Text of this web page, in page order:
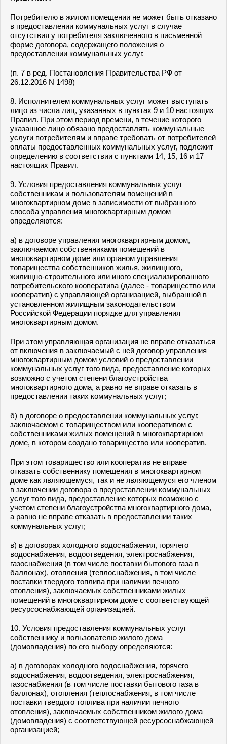
Потребителю в жилом помещении не может быть отказано
в предоставлении коммунальных услуг в случае
отсутствия у потребителя заключенного в письменной
форме договора, содержащего положения о
предоставлении коммунальных услуг.
(п. 7 в ред. Постановления Правительства РФ от
26.12.2016 N 1498)
8. Исполнителем коммунальных услуг может выступать
лицо из числа лиц, указанных в пунктах 9 и 10 настоящих
Правил. При этом период времени, в течение которого
указанное лицо обязано предоставлять коммунальные
услуги потребителям и вправе требовать от потребителей
оплаты предоставленных коммунальных услуг, подлежит
определению в соответствии с пунктами 14, 15, 16 и 17
настоящих Правил.
9. Условия предоставления коммунальных услуг
собственникам и пользователям помещений в
многоквартирном доме в зависимости от выбранного
способа управления многоквартирным домом
определяются:
а) в договоре управления многоквартирным домом,
заключаемом собственниками помещений в
многоквартирном доме или органом управления
товарищества собственников жилья, жилищного,
жилищно-строительного или иного специализированного
потребительского кооператива (далее - товарищество или
кооператив) с управляющей организацией, выбранной в
установленном жилищным законодательством
Российской Федерации порядке для управления
многоквартирным домом.
При этом управляющая организация не вправе отказаться
от включения в заключаемый с ней договор управления
многоквартирным домом условий о предоставлении
коммунальных услуг того вида, предоставление которых
возможно с учетом степени благоустройства
многоквартирного дома, а равно не вправе отказать в
предоставлении таких коммунальных услуг;
б) в договоре о предоставлении коммунальных услуг,
заключаемом с товариществом или кооперативом с
собственниками жилых помещений в многоквартирном
доме, в котором создано товарищество или кооператив.
При этом товарищество или кооператив не вправе
отказать собственнику помещения в многоквартирном
доме как являющемуся, так и не являющемуся его членом
в заключении договора о предоставлении коммунальных
услуг того вида, предоставление которых возможно с
учетом степени благоустройства многоквартирного дома,
а равно не вправе отказать в предоставлении таких
коммунальных услуг;
в) в договорах холодного водоснабжения, горячего
водоснабжения, водоотведения, электроснабжения,
газоснабжения (в том числе поставки бытового газа в
баллонах), отопления (теплоснабжения, в том числе
поставки твердого топлива при наличии печного
отопления), заключаемых собственниками жилых
помещений в многоквартирном доме с соответствующей
ресурсоснабжающей организацией.
10. Условия предоставления коммунальных услуг
собственнику и пользователю жилого дома
(домовладения) по его выбору определяются:
а) в договорах холодного водоснабжения, горячего
водоснабжения, водоотведения, электроснабжения,
газоснабжения (в том числе поставки бытового газа в
баллонах), отопления (теплоснабжения, в том числе
поставки твердого топлива при наличии печного
отопления), заключаемых собственником жилого дома
(домовладения) с соответствующей ресурсоснабжающей
организацией;